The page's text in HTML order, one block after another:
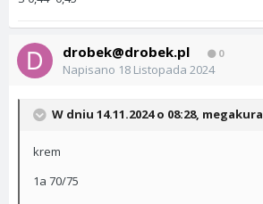
drobek@drobek.pl 0
Napisano 18 Listopada 2024
W dniu 14.11.2024 o 08:28, megakura
krem
1a 70/75